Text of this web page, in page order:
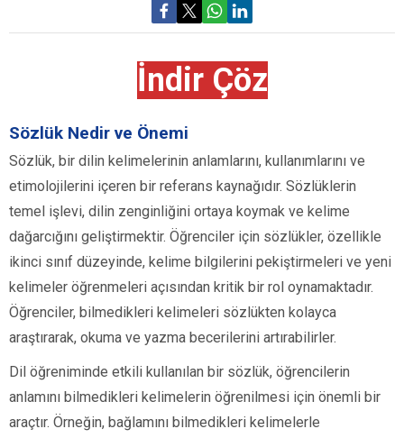
İndir Çöz
Sözlük Nedir ve Önemi
Sözlük, bir dilin kelimelerinin anlamlarını, kullanımlarını ve
etimolojilerini içeren bir referans kaynağıdır. Sözlüklerin
temel işlevi, dilin zenginliğini ortaya koymak ve kelime
dağarcığını geliştirmektir. Öğrenciler için sözlükler, özellikle
ikinci sınıf düzeyinde, kelime bilgilerini pekiştirmeleri ve yeni
kelimeler öğrenmeleri açısından kritik bir rol oynamaktadır.
Öğrenciler, bilmedikleri kelimeleri sözlükten kolayca
araştırarak, okuma ve yazma becerilerini artırabilirler.
Dil öğreniminde etkili kullanılan bir sözlük, öğrencilerin
anlamını bilmedikleri kelimelerin öğrenilmesi için önemli bir
araçtır. Örneğin, bağlamını bilmedikleri kelimelerle